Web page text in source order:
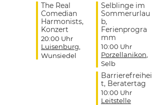
The Real
Comedian
Harmonists,
Konzert
20:00 Uhr
Luisenburg
Wunsiedel
Selblinge im
Sommerurlau
b,
Ferienprogra
mm
10:00 Uhr
Porzellanikon
Selb
Barrierefreihei
t, Beratertag
10:00 Uhr
Leitstelle